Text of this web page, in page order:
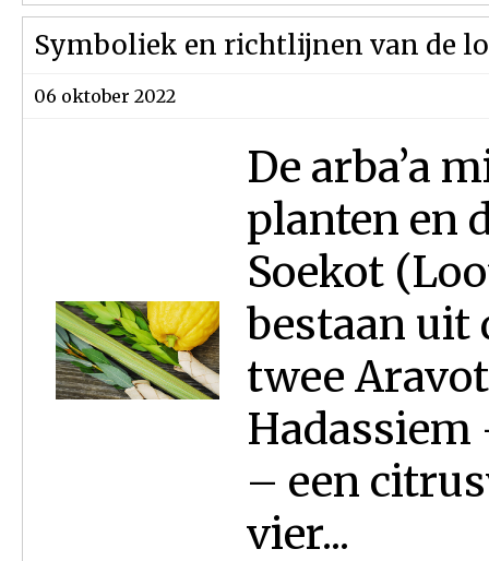
Symboliek en richtlijnen van de
06 oktober 2022
De arba’a
planten en
Soekot
bestaan uit
twee
– een
vier...